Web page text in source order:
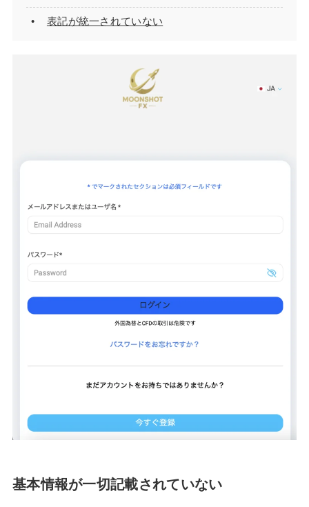
表記が統一されていない
基本情報が一切記載されていない